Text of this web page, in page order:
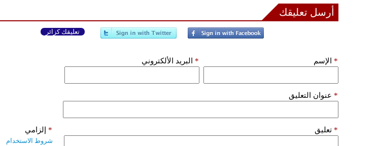
أرسل تعليقك
تعليقك كزائر
الإسم * البريد الألكتروني *
عنوان التعليق *
تعليق * إلزامي *
شروط الاستخدام